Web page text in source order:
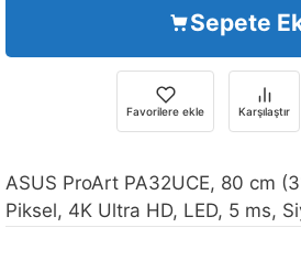
Sepete
Favorilere ekle Karşılaştır
ASUS ProArt PA32UCE, 80 cm
Piksel, 4K Ultra HD, LED, 5 ms,